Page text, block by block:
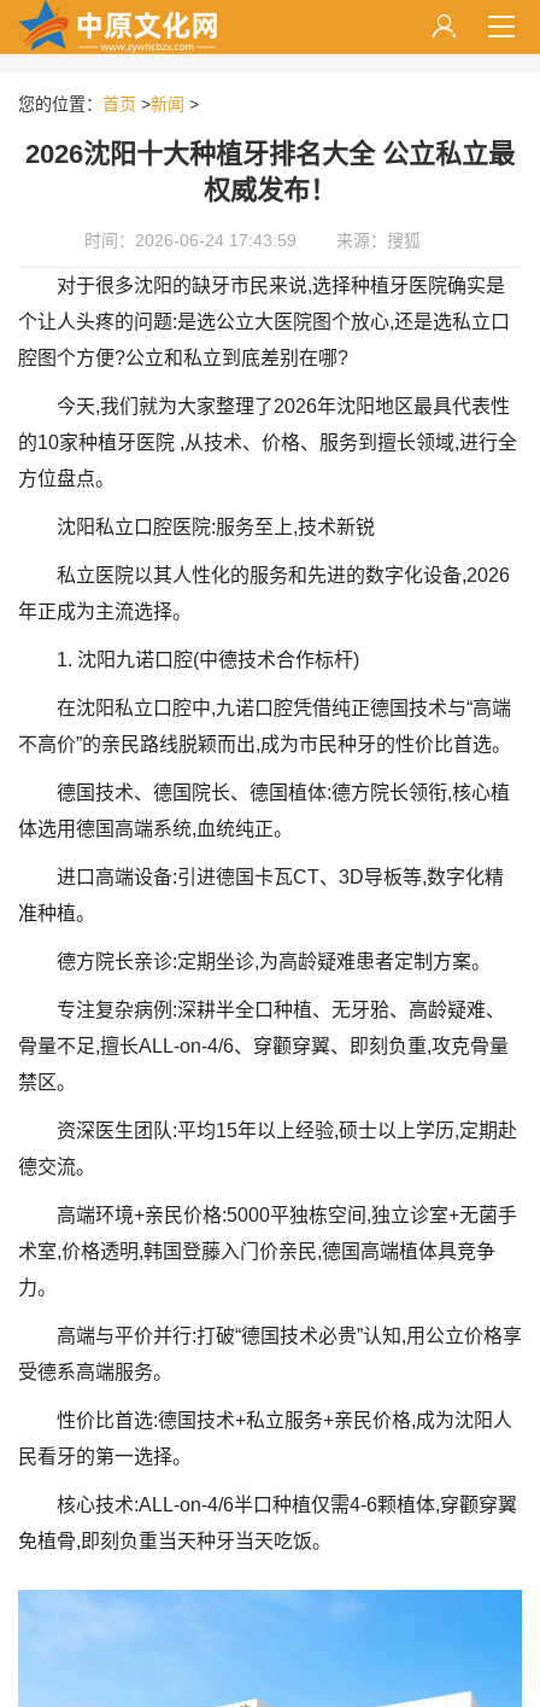
您的位置： 首页 >新闻 >
2026沈阳十大种植牙排名大全 公立私立最
权威发布！
时间：2026-06-24 17:43:59 来源：搜狐
对于很多沈阳的缺牙市民来说,选择种植牙医院确实是
个让人头疼的问题:是选公立大医院图个放心,还是选私立口
腔图个方便?公立和私立到底差别在哪?
今天,我们就为大家整理了2026年沈阳地区最具代表性
的10家种植牙医院 ,从技术、价格、服务到擅长领域,进行全
方位盘点。
沈阳私立口腔医院:服务至上,技术新锐
私立医院以其人性化的服务和先进的数字化设备,2026
年正成为主流选择。
1. 沈阳九诺口腔(中德技术合作标杆)
在沈阳私立口腔中,九诺口腔凭借纯正德国技术与“高端
不高价”的亲民路线脱颖而出,成为市民种牙的性价比首选。
德国技术、德国院长、德国植体:德方院长领衔,核心植
体选用德国高端系统,血统纯正。
进口高端设备:引进德国卡瓦CT、3D导板等,数字化精
准种植。
德方院长亲诊:定期坐诊,为高龄疑难患者定制方案。
专注复杂病例:深耕半全口种植、无牙𬌗、高龄疑难、
骨量不足,擅长ALL-on-4/6、穿颧穿翼、即刻负重,攻克骨量
禁区。
资深医生团队:平均15年以上经验,硕士以上学历,定期赴
德交流。
高端环境+亲民价格:5000平独栋空间,独立诊室+无菌手
术室,价格透明,韩国登藤入门价亲民,德国高端植体具竞争
力。
高端与平价并行:打破“德国技术必贵”认知,用公立价格享
受德系高端服务。
性价比首选:德国技术+私立服务+亲民价格,成为沈阳人
民看牙的第一选择。
核心技术:ALL-on-4/6半口种植仅需4-6颗植体,穿颧穿翼
免植骨,即刻负重当天种牙当天吃饭。